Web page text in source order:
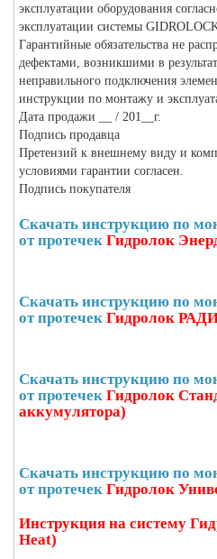
эксплуатации оборудования
эксплуатации системы
Гарантийные обязательства не
дефектами, возникшими в
неправильного подключения
инструкции по монтажу и
Дата продажи __ / 201__г.
Подпись продавца
Претензий к внешнему виду и
условиями гарантии согласен.
Подпись покупателя
Скачать инструкцию по
от протечек Гидролок
Скачать инструкцию по
от протечек Гидролок
Скачать инструкцию по
от протечек Гидролок
аккумулятора)
Скачать инструкцию по
от протечек Гидролок
Инструкция на систему
Heat)